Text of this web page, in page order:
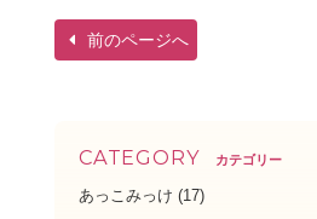
前のページへ
CATEGORY カテゴリー
あっこみっけ (17)